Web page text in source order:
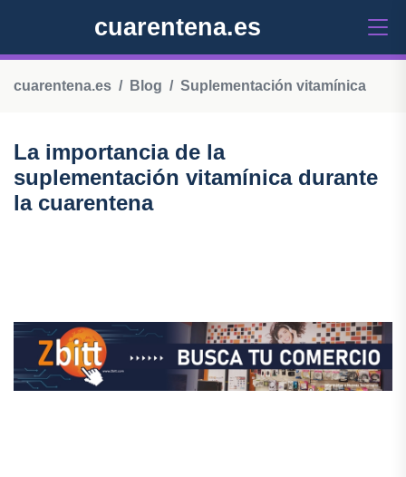
cuarentena.es
cuarentena.es Blog Suplementación vitamínica
La importancia de la
suplementación vitamínica durante
la cuarentena